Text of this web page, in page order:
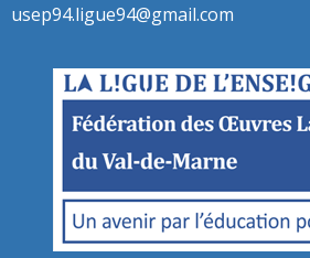
usep94.ligue94@gmail.com